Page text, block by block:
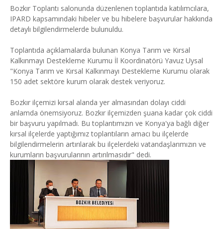
Bozkır Toplantı salonunda düzenlenen toplantıda katılımcılara,
IPARD kapsamındaki hibeler ve bu hibelere başvurular hakkında
detaylı bilgilendirmelerde bulunuldu.
Toplantıda açıklamalarda bulunan Konya Tarım ve Kırsal
Kalkınmayı Destekleme Kurumu İl Koordinatörü Yavuz Uysal
"Konya Tarım ve Kırsal Kalkınmayı Destekleme Kurumu olarak
150 adet sektöre kurum olarak destek veriyoruz.
Bozkır ilçemizi kırsal alanda yer almasından dolayı ciddi
anlamda önemsiyoruz. Bozkır ilçemizden şuana kadar çok ciddi
bir başvuru yapılmadı. Bu toplantımızın ve Konya'ya bağlı diğer
kırsal ilçelerde yaptığımız toplantıların amacı bu ilçelerde
bilgilendirmelerin artırılarak bu ilçelerdeki vatandaşlarımızın ve
kurumların başvurularının artırılmasıdır" dedi.